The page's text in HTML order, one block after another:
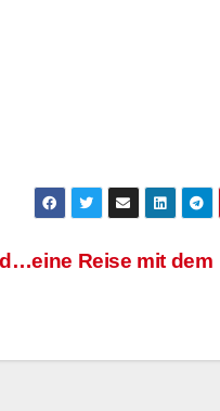
Reise mit dem